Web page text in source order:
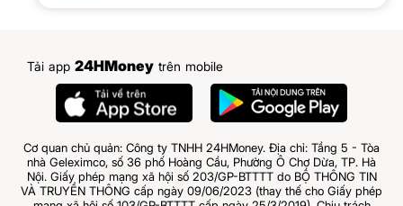
Tải app 24HMoney trên mobile
Cơ quan chủ quản: Công ty TNHH 24HMoney. Địa chỉ: Tầng 5 - Tòa
nhà Geleximco, số 36 phố Hoàng Cầu, Phường Ô Chợ Dừa, TP. Hà
Nội. Giấy phép mạng xã hội số 203/GP-BTTTT do BỘ THÔNG TIN
VÀ TRUYỀN THÔNG cấp ngày 09/06/2023 (thay thế cho Giấy phép